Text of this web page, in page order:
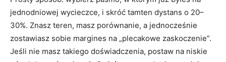
jednodniowej wycieczce, i skróć tamten dystans o 20–
30%. Znasz teren, masz porównanie, a jednocześnie
zostawiasz sobie margines na „plecakowe zaskoczenie”.
Jeśli nie masz takiego doświadczenia, postaw na niskie